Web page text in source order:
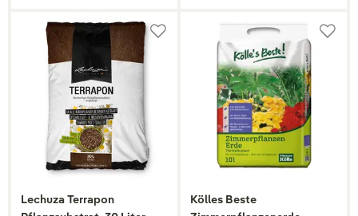
Lechuza Terrapon
Kölles Beste